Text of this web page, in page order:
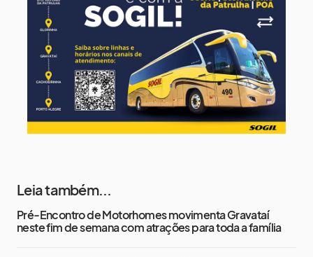
12 de agosto
Quarta-Feira 13° 12°
Leia também...
Pré-Encontro de Motorhomes movimenta Gravataí
neste fim de semana com atrações para toda a família